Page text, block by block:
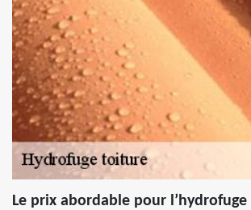
Le prix abordable pour